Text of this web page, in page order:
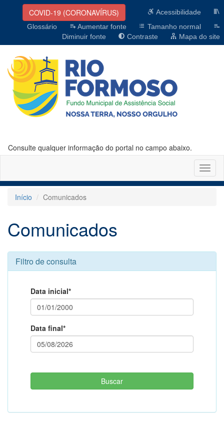
COVID-19 (CORONAVÍRUS)
Acessibilidade
Glossário
Aumentar fonte
Tamanho normal
Diminuir fonte
Contraste Mapa do site
Consulte qualquer informação do portal no campo abaixo.
Início
Comunicados
Comunicados
Filtro de consulta
Data inicial*
Data final*